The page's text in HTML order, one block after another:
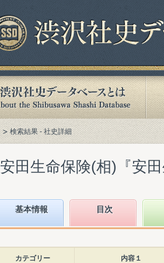
検索結果 - 社史詳細
安田生命保険(相)『安
基本情報 目次
カテゴリー 内容１